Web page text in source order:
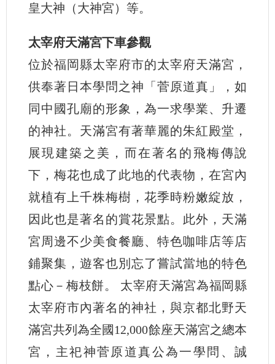
皇大神（大神宮）等。
太宰府天滿宮下車參觀
位於福岡縣太宰府市的太宰府天滿宮，
供奉著日本學問之神「菅原道真」，如
同中國孔廟的形象，為一求學業、升遷
的神社。天滿宮有著華麗的朱紅殿堂，
展現建築之美，而在著名的飛梅傳說
下，梅花也成了此地的代表物，在宮內
就植有上千株梅樹，花季時粉嫩綻放，
因此也是著名的賞花景點。此外，天滿
宮周邊不少美食餐廳、特色咖啡店等店
鋪聚集，遊客也別忘了嘗試當地的特色
點心－梅枝餅。 太宰府天滿宮為福岡縣
太宰府市內著名的神社，與京都北野天
滿宮共列為全國12,000餘座天滿宮之總本
宮，主祀神菅原道真公為一學問、誠